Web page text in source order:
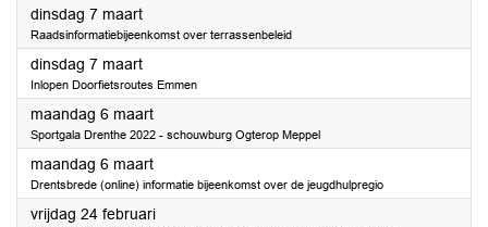
dinsdag 7 maart2023
Raadsinformatiebijeenkomst over terrassenbeleid
dinsdag 7 maart2023
Inlopen Doorfietsroutes Emmen
maandag 6 maart2023
Sportgala Drenthe 2022 - schouwburg Ogterop Meppel
maandag 6 maart2023
Drentsbrede (online) informatie bijeenkomst over de jeugdhulpregio
vrijdag 24 februari2023